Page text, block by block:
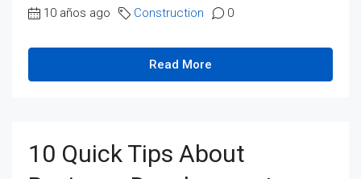
10 años ago Construction 0
Read More
10 Quick Tips About